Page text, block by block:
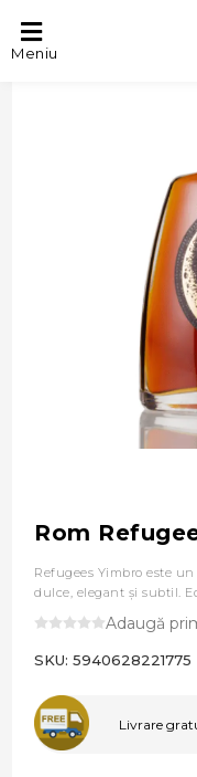
Meniu- 27%
Rom
Refugees Yimbro este
dulce, elegant şi subtil.
Adaugă
SKU: 5940628221775
Livrare